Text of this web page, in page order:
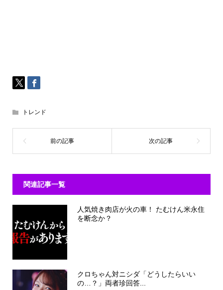
トレンド
関連記事一覧
人気焼き肉店が火の車！ たむけん米永住
を断念か？
クロちゃん対ニシダ「どうしたらいい
の…？」両者珍回答...